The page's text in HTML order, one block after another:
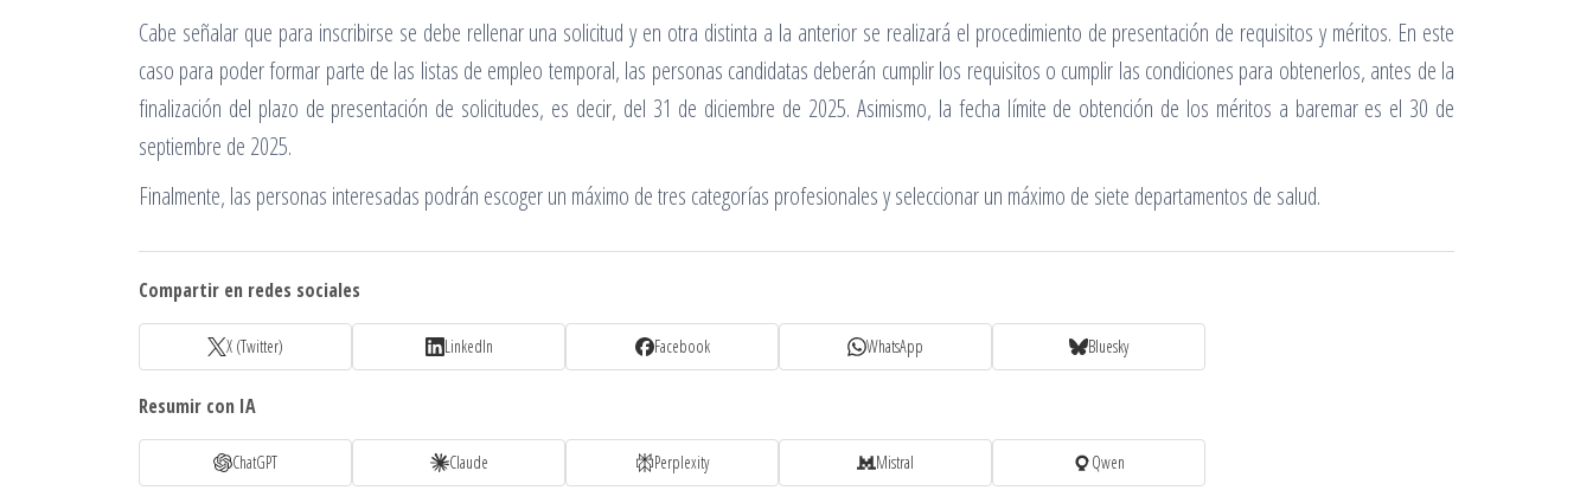
Cabe señalar que para inscribirse se debe rellenar una solicitud y en otra distinta a la anterior se realizará el procedimiento de presentación de requisitos y méritos. En este
caso para poder formar parte de las listas de empleo temporal, las personas candidatas deberán cumplir los requisitos o cumplir las condiciones para obtenerlos, antes de la
finalización del plazo de presentación de solicitudes, es decir, del 31 de diciembre de 2025. Asimismo, la fecha límite de obtención de los méritos a baremar es el 30 de
septiembre de 2025.
Finalmente, las personas interesadas podrán escoger un máximo de tres categorías profesionales y seleccionar un máximo de siete departamentos de salud.
Compartir en redes sociales
X (Twitter) LinkedIn Facebook WhatsApp Bluesky
Resumir con IA
ChatGPT Claude Perplexity Mistral Qwen